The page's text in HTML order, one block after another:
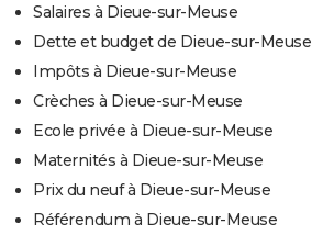
Salaires à Dieue-sur-Meuse
Dette et budget de Dieue-sur-Meuse
Impôts à Dieue-sur-Meuse
Crèches à Dieue-sur-Meuse
Ecole privée à Dieue-sur-Meuse
Maternités à Dieue-sur-Meuse
Prix du neuf à Dieue-sur-Meuse
Référendum à Dieue-sur-Meuse